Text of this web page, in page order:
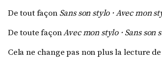
De tout façonSans son stylo ·Avec mon
De toute façonAvec mon stylo · Sans son
Cela ne change pas non plus la lecture de